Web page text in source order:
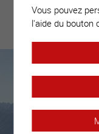
Nous
Nous
Vous pouvez
l'aide du bouton